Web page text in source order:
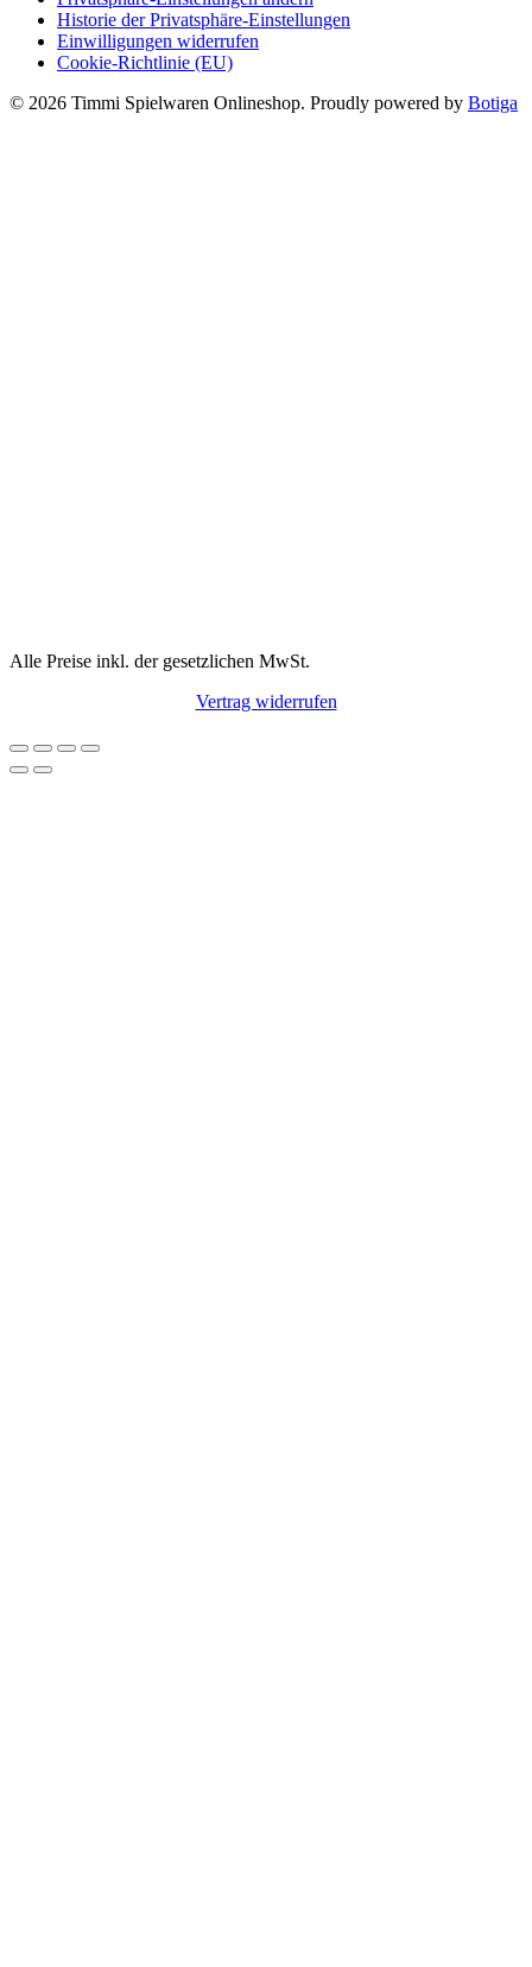
Historie der Privatsphäre-Einstellungen
Einwilligungen widerrufen
Cookie-Richtlinie (EU)
© 2026 Timmi Spielwaren Onlineshop. Proudly powered by Botiga
Alle Preise inkl. der gesetzlichen MwSt.
Vertrag widerrufen